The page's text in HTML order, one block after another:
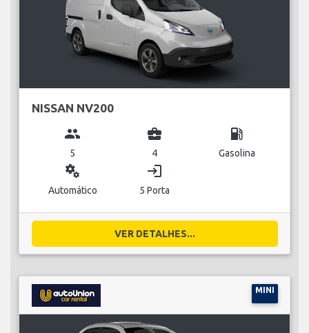
NISSAN NV200
group
5
business_center
4
local_gas_station
Gasolina
miscellaneous_services
Automático
login
5 Porta
VER DETALHES...
MINI